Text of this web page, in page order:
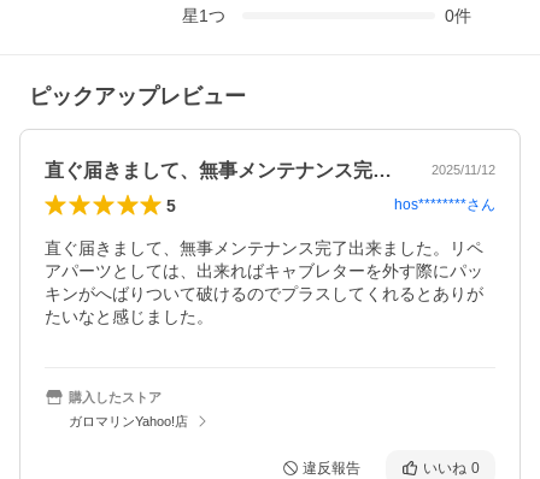
星1つ 0件
ピックアップレビュー
直ぐ届きまして、無事メンテナンス完了出… 2025/11/12
5 hos********さん
直ぐ届きまして、無事メンテナンス完了出来ました。リペ
アパーツとしては、出来ればキャブレターを外す際にパッ
キンがへばりついて破けるのでプラスしてくれるとありが
購入したストア
ガロマリンYahoo!店
違反報告 いいね 0